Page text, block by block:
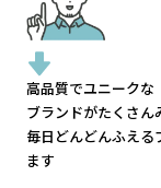
高品質でユニークな
ブランドがたくさん
毎日どんどんふえる
ます